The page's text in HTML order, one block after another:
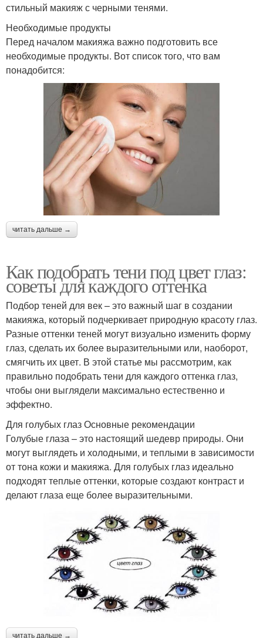
стильный макияж с черными тенями.
Необходимые продукты
Перед началом макияжа важно подготовить все
необходимые продукты. Вот список того, что вам
понадобится:
читать дальше →
Как подобрать тени под цвет глаз:
советы для каждого оттенка
Подбор теней для век – это важный шаг в создании
макияжа, который подчеркивает природную красоту глаз.
Разные оттенки теней могут визуально изменить форму
глаз, сделать их более выразительными или, наоборот,
смягчить их цвет. В этой статье мы рассмотрим, как
правильно подобрать тени для каждого оттенка глаз,
чтобы они выглядели максимально естественно и
эффектно.
Для голубых глаз Основные рекомендации
Голубые глаза – это настоящий шедевр природы. Они
могут выглядеть и холодными, и теплыми в зависимости
от тона кожи и макияжа. Для голубых глаз идеально
подходят теплые оттенки, которые создают контраст и
делают глаза еще более выразительными.
читать дальше →